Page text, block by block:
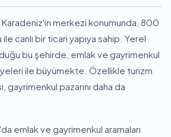
merkezi konumunda, 800
canlı bir ticari yapıya sahip. Yerel
bu şehirde, emlak ve gayrimenkul
ile büyümekte. Özellikle turizm
gayrimenkul pazarını daha da
emlak ve gayrimenkul aramaları